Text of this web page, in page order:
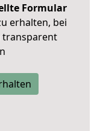
Formular
erhalten, bei
transparent